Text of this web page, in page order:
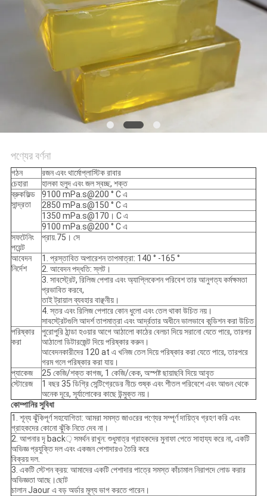
গোপনীয়তা
পণ্যের বর্ণনা
গঠন
রজন এবং থার্মোপ্লাস্টিক রাবার
চেহারা
হালকা হলুদ এবং জল স্বচ্ছ, শক্ত
ব্রুকফিল্ড
সান্দ্রতা
9100 mPa.s@200 ° C এ
2850 mPa.s@150 ° C এ
1350 mPa.s@170। C এ
9100 mPa.s@200 ° C এ
সফটেনিং
পয়েন্ট
প্রায়.75। সে
আবেদন
নির্দেশ
1. প্রস্তাবিত অপারেশন তাপমাত্রা: 140 ° -165 °
2. আবেদন পদ্ধতি: স্লট।
3. সাবস্ট্রেট, রিলিজ পেপার এবং অ্যাপ্লিকেশন পরিবেশ তার আনুগত্য কর্মক্ষমতা
প্রভাবিত করবে,
তাই ট্রায়াল ব্যবহার বাঞ্ছনীয়।
4. স্তর এবং রিলিজ পেপারে কোন ধুলো এবং তেল থাকা উচিত নয়।
সাবস্ট্রেটগুলি আদর্শ তাপমাত্রা এবং আর্দ্রতার অধীনে ভালভাবে কন্ডিশন করা উচিত
পরিষ্কার
করা
পুরোপুরি ঠান্ডা হওয়ার আগে আঠালো কাঠের বেলচা দিয়ে সরানো যেতে পারে, তারপর
আঠালো ডিটারজেন্ট দিয়ে পরিষ্কার করুন।
আবেদনকারীদের 120 at এ খনিজ তেল দিয়ে পরিষ্কার করা যেতে পারে, তারপরে
গরম গলে পরিষ্কার করা যায়।
প্যাকেজ
25 কেজি/শক্ত কাগজ, 1 কেজি/কেক, অস্পষ্ট ছায়াছবি দিয়ে আবৃত
স্টোরেজ
1 বছর 35 ডিগ্রি সেন্টিগ্রেডের নীচে শুষ্ক এবং শীতল পরিবেশে এবং আগুন থেকে
অনেক দূরে, সূর্যালোকের কাছে উন্মুক্ত নয়।
কোম্পানির সুবিধা
1. শূন্য ঝুঁকিপূর্ণ সহযোগিতা: আমরা সমস্ত জাওরের পণ্যের সম্পূর্ণ দায়িত্ব গ্রহণ করি এবং
গ্রাহকদের কোনো ঝুঁকি নিতে দেব না।
2. আপনার দৃ back় সমর্থন রাখুন: শুধুমাত্র গ্রাহকদের মুনাফা পেতে সাহায্য করে না, একটি
অভিজ্ঞ প্রযুক্তি দল এবং একজন পেশাদারও তৈরি করে
বিক্রয় দল.
3. একটি স্টেশন ক্রয়: আমাদের একটি পেশাদার পাত্রে সমস্ত কাঁচামাল নিরাপদে লোড করার
অভিজ্ঞতা আছে।ছোট
চালান Jaour এ বড় অর্ডার মূল্য ভাগ করতে পারেন।